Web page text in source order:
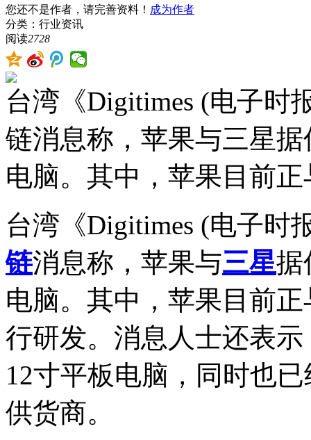
您还不是作者，请完善资料！ 成为作者
分类：行业资讯
阅读2728
台湾《Digitimes (电子时
链消息称，苹果与三星
电脑。其中，苹果目前正
台湾《Digitimes (电子时
链消息称，苹果与三星据
电脑。其中，苹果目前
行研发。消息人士还表
12寸平板电脑，同时也
供货商。